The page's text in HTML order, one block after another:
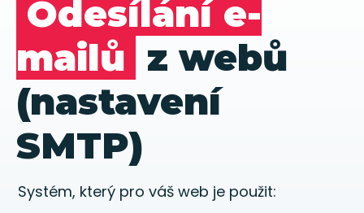
Odesílání e-
mailů z webů
(nastavení
SMTP)
Systém, který pro váš web je použit: